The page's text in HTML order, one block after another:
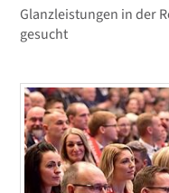
Glanzleistungen in der
gesucht